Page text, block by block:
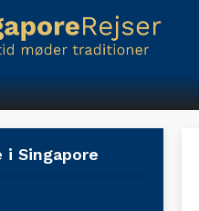
i Singapore